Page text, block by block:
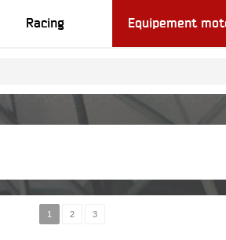
Racing Equipement
1 2 3